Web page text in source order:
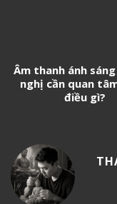
Âm thanh ánh
nghị cần quan
điều gì?